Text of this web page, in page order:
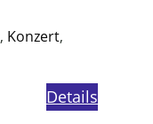
, Konzert,
Details